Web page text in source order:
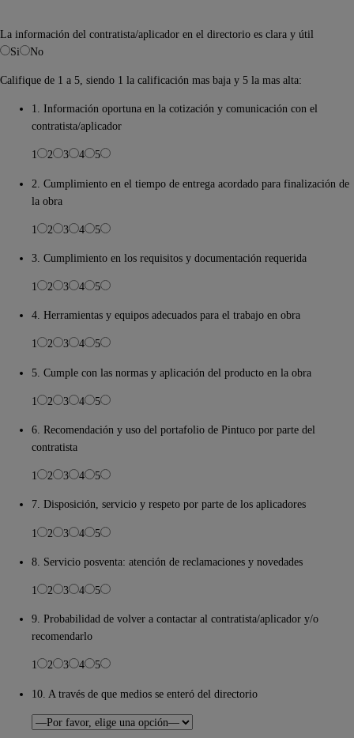
La información del contratista/aplicador en el directorio es clara y útil
Si
No
Califique de 1 a 5, siendo 1 la calificación mas baja y 5 la mas alta:
1. Información oportuna en la cotización y comunicación con el
contratista/aplicador
1 2 3 4 5
2. Cumplimiento en el tiempo de entrega acordado para finalización de
la obra
1 2 3 4 5
3. Cumplimiento en los requisitos y documentación requerida
1 2 3 4 5
4. Herramientas y equipos adecuados para el trabajo en obra
1 2 3 4 5
5. Cumple con las normas y aplicación del producto en la obra
1 2 3 4 5
6. Recomendación y uso del portafolio de Pintuco por parte del
contratista
1 2 3 4 5
7. Disposición, servicio y respeto por parte de los aplicadores
1 2 3 4 5
8. Servicio posventa: atención de reclamaciones y novedades
1 2 3 4 5
9. Probabilidad de volver a contactar al contratista/aplicador y/o
recomendarlo
1 2 3 4 5
10. A través de que medios se enteró del directorio